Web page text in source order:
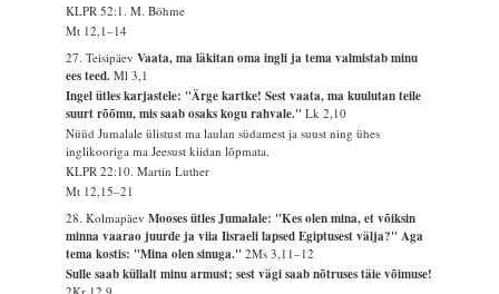
KLPR 52:1. M. Böhme
Mt 12,1–14
27. TeisipäevVaata, ma läkitan oma ingli ja tema valmistab minu
ees teed.Ml 3,1
Ingel ütles karjastele: "Ärge kartke! Sest vaata, ma kuulutan teile
suurt rõõmu, mis saab osaks kogu rahvale."Lk 2,10
Nüüd Jumalale ülistust ma laulan südamest ja suust ning ühes
inglikooriga ma Jeesust kiidan lõpmata.
KLPR 22:10. Martin Luther
Mt 12,15–21
28. KolmapäevMooses ütles Jumalale: "Kes olen mina, et võiksin
minna vaarao juurde ja viia Iisraeli lapsed Egiptusest välja?" Aga
tema kostis: "Mina olen sinuga."2Ms 3,11–12
Sulle saab küllalt minu armust; sest vägi saab nõtruses täie võimuse!